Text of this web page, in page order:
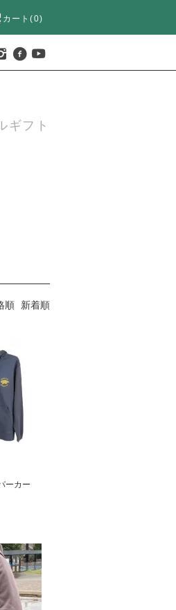
カート(0)
ギフト
順 新着順
ーカー